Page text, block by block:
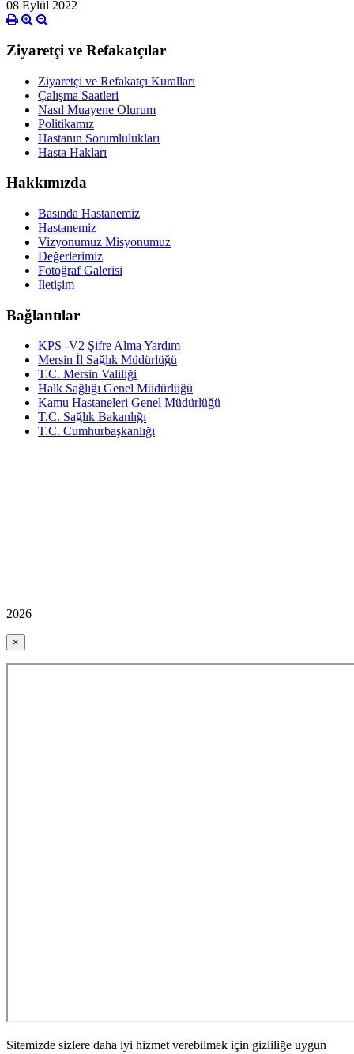
08 Eylül 2022
Ziyaretçi ve Refakatçılar
Ziyaretçi ve Refakatçı Kuralları
Çalışma Saatleri
Nasıl Muayene Olurum
Politikamız
Hastanın Sorumlulukları
Hasta Hakları
Hakkımızda
Basında Hastanemiz
Hastanemiz
Vizyonumuz Misyonumuz
Değerlerimiz
Fotoğraf Galerisi
İletişim
Bağlantılar
KPS -V2 Şifre Alma Yardım
Mersin İl Sağlık Müdürlüğü
T.C. Mersin Valiliği
Halk Sağlığı Genel Müdürlüğü
Kamu Hastaneleri Genel Müdürlüğü
T.C. Sağlık Bakanlığı
T.C. Cumhurbaşkanlığı
2026
×
Sitemizde sizlere daha iyi hizmet verebilmek için gizliliğe uygun